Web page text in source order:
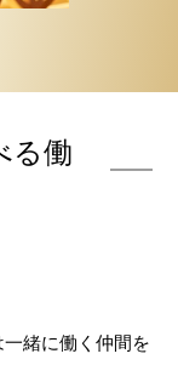
る働
緒に働く仲間を